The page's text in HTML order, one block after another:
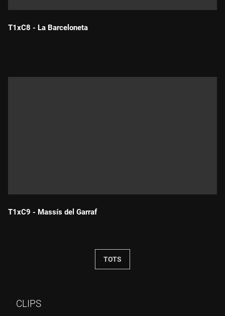
T1xC8 - La Barceloneta
T1xC9 - Massís del Garraf
TOTS
CLIPS